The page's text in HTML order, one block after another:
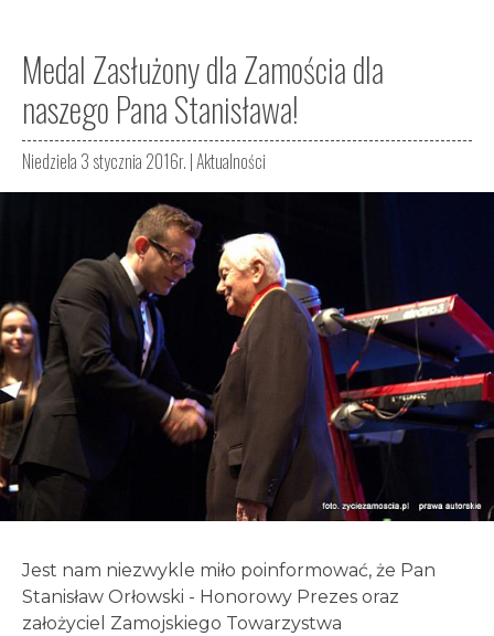
Medal Zasłużony dla Zamościa dla
naszego Pana Stanisława!
Niedziela 3 stycznia 2016r. |Aktualności
Jest nam niezwykle miło poinformować, że Pan
Stanisław Orłowski - Honorowy Prezes oraz
założyciel Zamojskiego Towarzystwa